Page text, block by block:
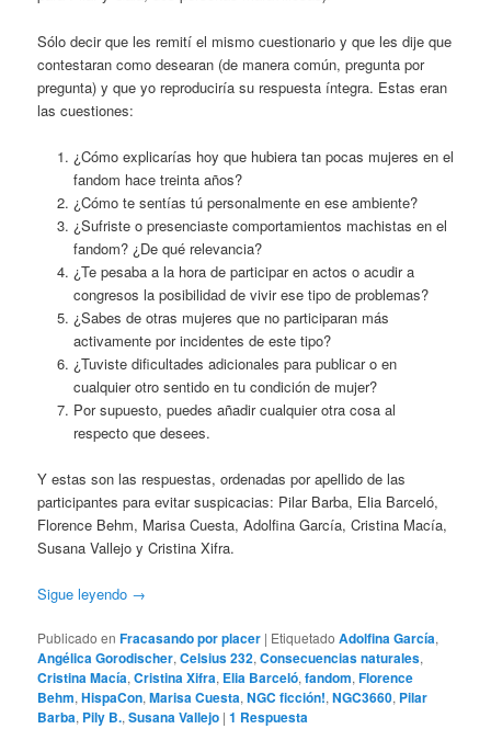
Sólo decir que les remití el mismo cuestionario y que les dije que
contestaran como desearan (de manera común, pregunta por
pregunta) y que yo reproduciría su respuesta íntegra. Estas eran
las cuestiones:
¿Cómo explicarías hoy que hubiera tan pocas mujeres en el
fandom hace treinta años?
¿Cómo te sentías tú personalmente en ese ambiente?
¿Sufriste o presenciaste comportamientos machistas en el
fandom? ¿De qué relevancia?
¿Te pesaba a la hora de participar en actos o acudir a
congresos la posibilidad de vivir ese tipo de problemas?
¿Sabes de otras mujeres que no participaran más
activamente por incidentes de este tipo?
¿Tuviste dificultades adicionales para publicar o en
cualquier otro sentido en tu condición de mujer?
Por supuesto, puedes añadir cualquier otra cosa al
respecto que desees.
Y estas son las respuestas, ordenadas por apellido de las
participantes para evitar suspicacias: Pilar Barba, Elia Barceló,
Florence Behm, Marisa Cuesta, Adolfina García, Cristina Macía,
Susana Vallejo y Cristina Xifra.
Sigue leyendo →
Publicado en Fracasando por placer | Etiquetado Adolfina García,
Angélica Gorodischer,Celsius 232,Consecuencias naturales,
Cristina Macía,Cristina Xifra, Elia Barceló,fandom,Florence
Behm,HispaCon,Marisa Cuesta,NGC ficción!,NGC3660, Pilar
Barba, Pily B.,Susana Vallejo |1 Respuesta